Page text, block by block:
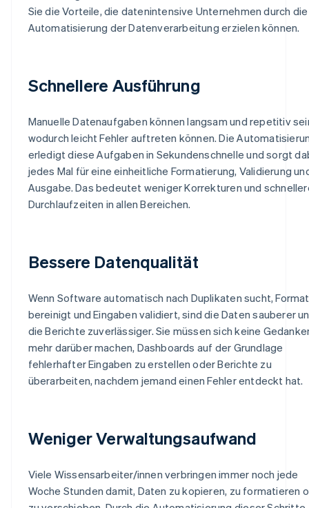
Sie die Vorteile, die datenintensive Unternehmen durch die
Automatisierung der Datenverarbeitung erzielen können.
Schnellere Ausführung
Manuelle Datenaufgaben können langsam und repetitiv
wodurch leicht Fehler auftreten können. Die
erledigt diese Aufgaben in Sekundenschnelle und sorgt
jedes Mal für eine einheitliche Formatierung, Validierung
Ausgabe. Das bedeutet weniger Korrekturen und
Durchlaufzeiten in allen Bereichen.
Bessere Datenqualität
Wenn Software automatisch nach Duplikaten sucht,
bereinigt und Eingaben validiert, sind die Daten sauberer
die Berichte zuverlässiger. Sie müssen sich keine
mehr darüber machen, Dashboards auf der Grundlage
fehlerhafter Eingaben zu erstellen oder Berichte zu
überarbeiten, nachdem jemand einen Fehler entdeckt hat.
Weniger Verwaltungsaufwand
Viele Wissensarbeiter/innen verbringen immer noch jede
Woche Stunden damit, Daten zu kopieren, zu formatieren